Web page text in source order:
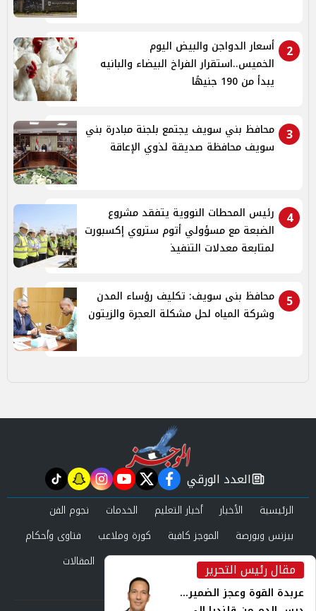
2
أسعار الدواجن والبيض اليوم
الخميس..استقرار الفراخ البيضاء والبانيه
يبدأ من 190 جنيهًا
3
محافظ بني سويف يجتمع بلجنة مبادرة بني
سويف محافظة صديقة لذوي الإعاقة
4
رئيس المحطات النووية يتفقد مشروع
الضبعة مع مسؤولي أتوم ستروي إكسبورت
لمتابعة معدلات التنفيذ
5
محافظ بنى سويف: تكليف رؤساء المدن
وشركة المياه لحل مشكلة العجرة والزيتون
مقال رئيس التحرير
عربدة القوة وعجز الضمير...
newspaper
العدد الورقي facebook
twitter
youtube
instagram
snapchat
tiktok
الرئيسية الأخبار أخبار التعليم الخدمات
نجوم الفن
بيزنس وبورصة
الموجز كافية كورة وملاعب
فتاوى وأحكام
صحة وجمال
عرب وعالم حوادث ومحاكم
المقالات
العدد الورقي